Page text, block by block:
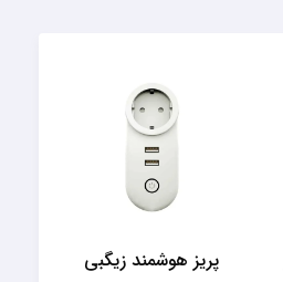
پریز هوشمند زیگبی